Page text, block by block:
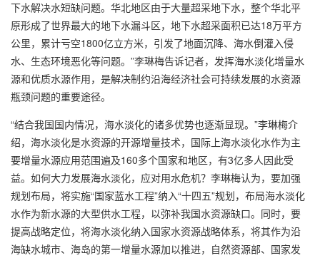
下水解决水短缺问题。华北地区由于大量超采地下水，整个华北平
原形成了世界最大的地下水漏斗区，地下水超采面积已达18万平方
公里，累计亏空1800亿立方米，引发了地面沉降、海水倒灌入侵
水、生态环境恶化等问题。”李琳梅告诉记者，发挥海水淡化增量水
源和优质水源作用，是解决制约沿海经济社会可持续发展的水资源
瓶颈问题的重要途径。
“结合我国国内情况，海水淡化的诸多优势也逐渐显现。”李琳梅介
绍，海水淡化是水资源的开源增量技术，国际上海水淡化水作为主
要增量水源应用范围遍及160多个国家和地区，有3亿多人因此受
益。如何大力发展海水淡化，应对用水危机？李琳梅认为，要加强
规划布局，将实施“国家蓝水工程”纳入“十四五”规划，布局海水淡化
水作为新水源的大型供水工程，以弥补我国水资源缺口。同时，要
提高战略定位，将海水淡化纳入国家水资源战略体系，将其作为沿
海缺水城市、海岛的第一增量水源加以推进，自然资源部、国家发